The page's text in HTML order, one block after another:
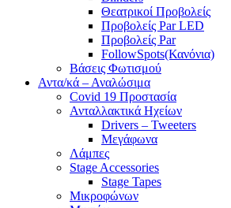
Θεατρικοί Προβολείς
Προβολείς Par LED
Προβολείς Par
FollowSpots(Κανόνια)
Βάσεις Φωτισμού
Αντα/κά – Αναλώσιμα
Covid 19 Προστασία
Ανταλλακτικά Ηχείων
Drivers – Tweeters
Μεγάφωνα
Λάμπες
Stage Accessories
Stage Tapes
Μικροφώνων